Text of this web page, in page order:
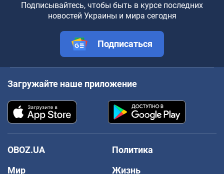
Подписывайтесь, чтобы быть в курсе последних
новостей Украины и мира сегодня
Подписаться
Загружайте наше приложение
OBOZ.UA
Политика
Мир
Жизнь